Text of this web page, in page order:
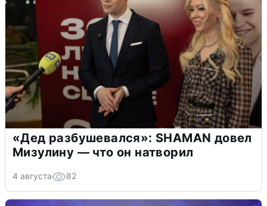
«Дед разбушевался»: SHAMAN довел
Мизулину — что он натворил
4 августа 82